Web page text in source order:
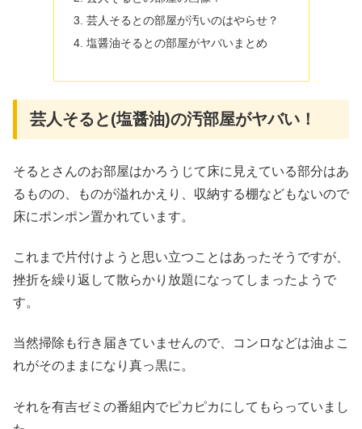
芸人そるとの部屋が汚いのはやらせ？
塩醤油そるとの部屋がヤバいまとめ
芸人そると(塩醤油)の汚部屋がヤバい！
そるとさんのお部屋はかろうじて床に見えている部分はあ
るものの、ものが溢れかえり、収納する棚などもないので
床にポンポン置かれています。
これまで片付けようと思い立つことはあったそうですが、
挫折を繰り返して散らかり放題になってしまったようで
す。
当然掃除も行き届きていませんので、コンロなどは油よこ
れがそのままになり真っ黒に。
それを有吉ゼミの番組内でピカピカにしてもらっていまし